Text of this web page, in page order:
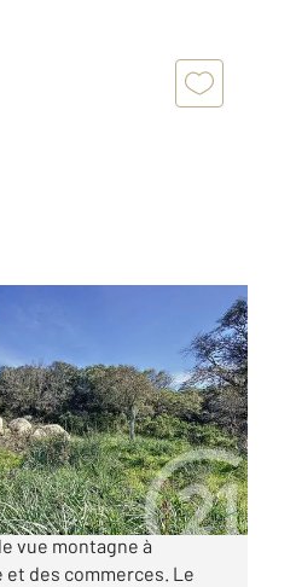
€
m² située à Figari
vue montagne à
des commerces. Le